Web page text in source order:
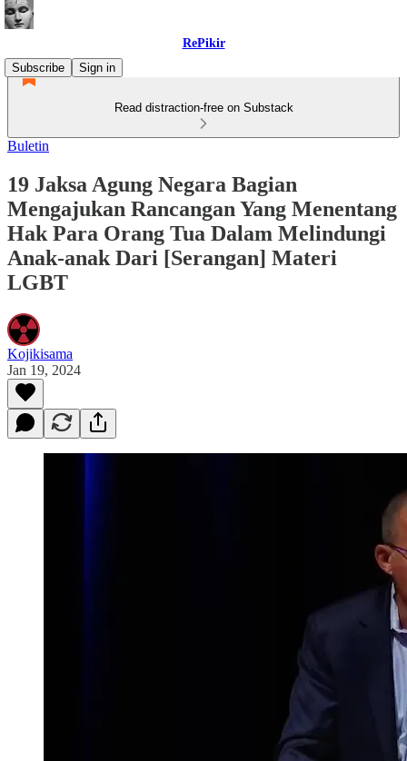
RePikir
Subscribe
Sign in
Read distraction-free on Substack
Buletin
19 Jaksa Agung Negara Bagian
Mengajukan Rancangan Yang Menentang
Hak Para Orang Tua Dalam Melindungi
Anak-anak Dari [Serangan] Materi
LGBT
Kojikisama
Jan 19, 2024